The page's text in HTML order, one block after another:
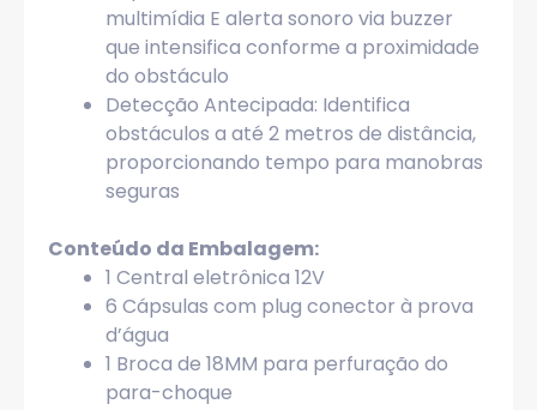
multimídia E alerta sonoro via buzzer
que intensifica conforme a proximidade
do obstáculo
Detecção Antecipada: Identifica
obstáculos a até 2 metros de distância,
proporcionando tempo para manobras
seguras
Conteúdo da Embalagem:
1 Central eletrônica 12V
6 Cápsulas com plug conector à prova
d’água
1 Broca de 18MM para perfuração do
para-choque